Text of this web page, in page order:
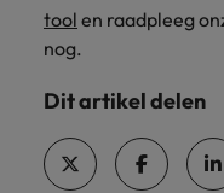
tool en raadpleeg
nog.
Dit artikel delen